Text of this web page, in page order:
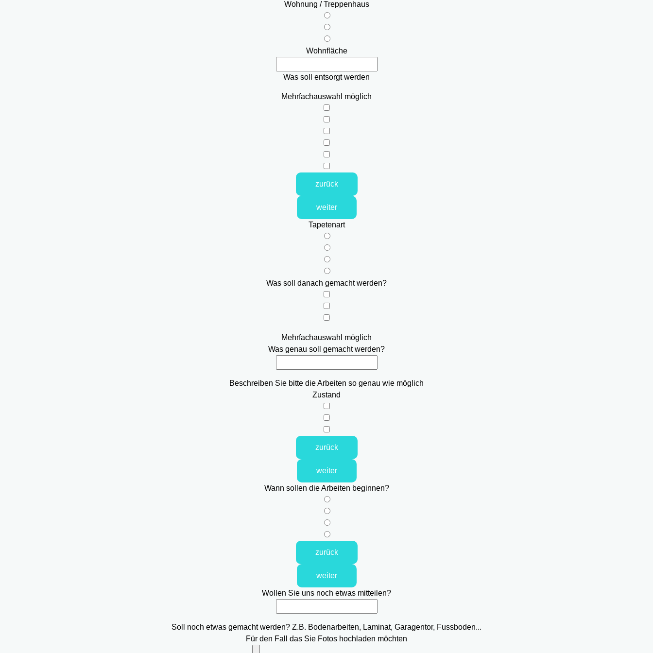
Wohnung / Treppenhaus
Wohnfläche
Was soll entsorgt werden
Mehrfachauswahl möglich
zurück
weiter
Tapetenart
Was soll danach gemacht werden?
Mehrfachauswahl möglich
Was genau soll gemacht werden?
Beschreiben Sie bitte die Arbeiten so genau wie möglich
Zustand
zurück
weiter
Wann sollen die Arbeiten beginnen?
zurück
weiter
Wollen Sie uns noch etwas mitteilen?
Soll noch etwas gemacht werden? Z.B. Bodenarbeiten, Laminat, Garagentor, Fussboden...
Für den Fall das Sie Fotos hochladen möchten